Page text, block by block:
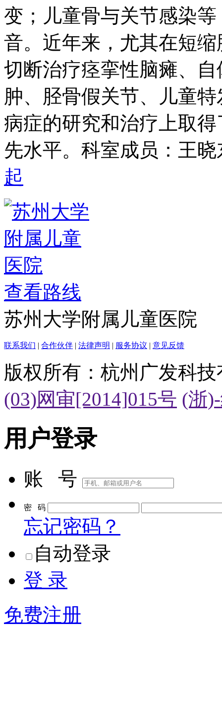
变；儿童骨与关节感染
音。近年来，尤其在短
切断治疗痉挛性脑瘫、
肿、胫骨假关节、儿童
病症的研究和治疗上取
先水平。科室成员：王
起
查看路线
苏州大学附属儿童医院
联系我们 | 合作伙伴 | 法律声明 | 服务协议 | 意见反馈
版权所有：杭州广发科
(03)网审[2014]015号 (浙
用户登录
账 号
密 码
忘记密码？
自动登录
登 录
免费注册